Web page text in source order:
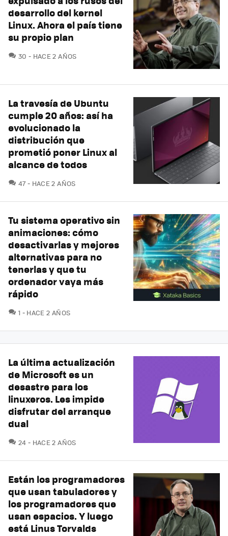
desarrollo del kernel
Linux. Ahora el país tiene
su propio plan
30 COMENTARIOS
HACE 2 AÑOS
La travesía de Ubuntu
cumple 20 años: así ha
evolucionado la
distribución que
prometió poner Linux al
alcance de todos
47COMENTARIOS
HACE 2 AÑOS
Tu sistema operativo sin
animaciones: cómo
desactivarlas y mejores
alternativas para no
tenerlas y que tu
ordenador vaya más
rápido
1 COMENTARIOS
HACE 2 AÑOS
La última actualización
de Microsoft es un
desastre para los
linuxeros. Les impide
disfrutar del arranque
dual
24 COMENTARIOS
HACE 2 AÑOS
Están los programadores
que usan tabuladores y
los programadores que
usan espacios. Y luego
está Linus Torvalds